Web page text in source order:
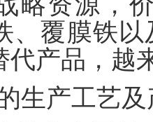
、覆膜铁
代产品，越
生产工艺